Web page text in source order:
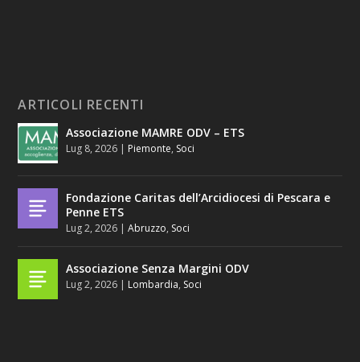
ARTICOLI RECENTI
Associazione MAMRE ODV – ETS
Lug 8, 2026 | Piemonte, Soci
Fondazione Caritas dell’Arcidiocesi di Pescara e
Penne ETS
Lug 2, 2026 |Abruzzo, Soci
Associazione Senza Margini ODV
Lug 2, 2026 | Lombardia, Soci